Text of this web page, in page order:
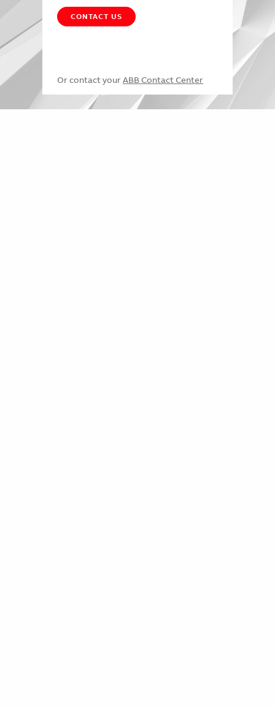
CONTACT US
Or contact your ABB Contact Center